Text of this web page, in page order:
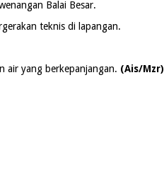
Balai Besar.
teknis di lapangan.
air yang berkepanjangan. (Ais/Mzr)